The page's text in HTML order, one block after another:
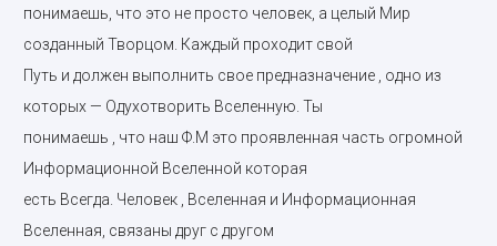
понимаешь, что это не просто человек, а целый Мир
созданный Творцом. Каждый проходит свой
Путь и должен выполнить свое предназначение , одно из
которых — Одухотворить Вселенную. Ты
понимаешь , что наш Ф.М это проявленная часть огромной
Информационной Вселенной которая
есть Всегда. Человек , Вселенная и Информационная
Вселенная, связаны друг с другом